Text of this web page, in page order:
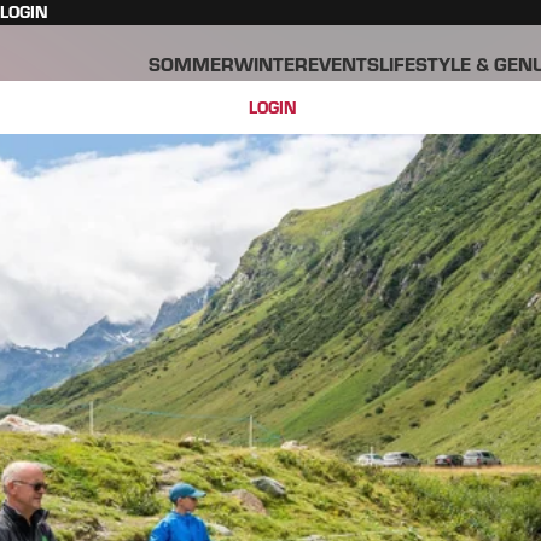
LOGIN
SOMMERWINTEREVENTSLIFESTYLE &
LOGIN